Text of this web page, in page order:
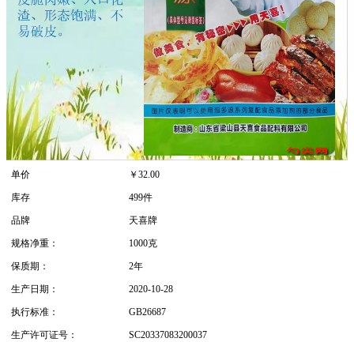
单价 ￥ 32.00
库存 499件
品牌 天喜牌
规格净重： 1000克
保质期： 2年
生产日期： 2020-10-28
执行标准： GB26687
生产许可证号： SC20337083200037